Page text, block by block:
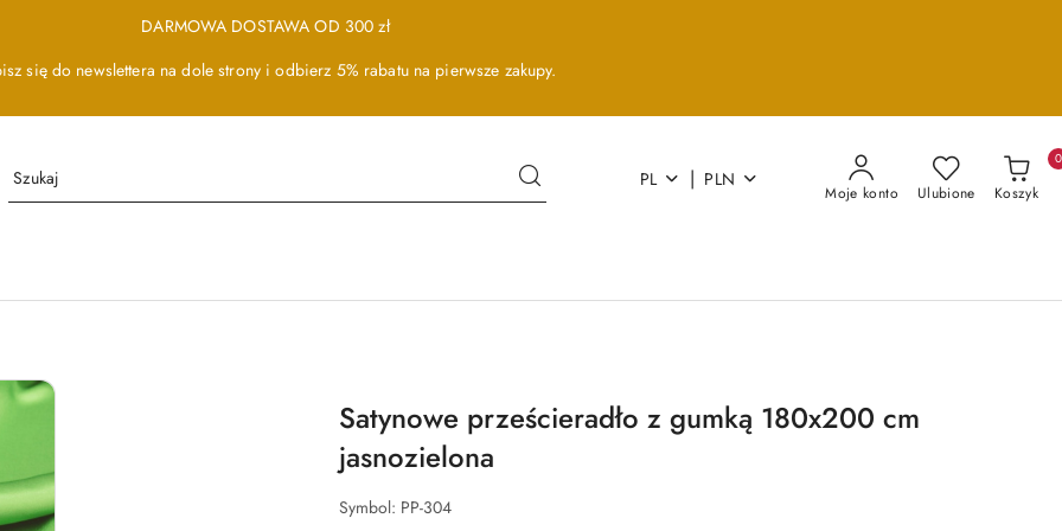
DARMOWA DOSTAWA OD 300 zł
się do newslettera na dole strony i odbierz 5% rabatu na pierwsze zakupy.
PL | PLN
Moje konto Ulubione Koszyk
0
Satynowe prześcieradło z gumką 180x200 cm
jasnozielona
Symbol: PP-304